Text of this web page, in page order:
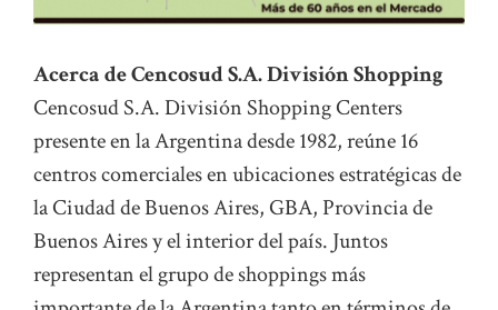
Acerca de Cencosud S.A. División Shopping
Cencosud S.A. División Shopping Centers
presente en la Argentina desde 1982, reúne 16
centros comerciales en ubicaciones estratégicas de
la Ciudad de Buenos Aires, GBA, Provincia de
Buenos Aires y el interior del país. Juntos
representan el grupo de shoppings más